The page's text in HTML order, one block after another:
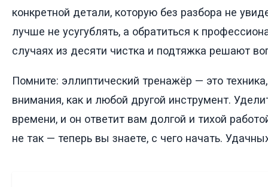
конкретной детали, которую без разбора не
лучше не усугублять, а обратиться к
случаях из десяти чистка и подтяжка решают
Помните: эллиптический тренажёр — это
внимания, как и любой другой инструмент.
времени, и он ответит вам долгой и тихой
не так — теперь вы знаете, с чего начать.